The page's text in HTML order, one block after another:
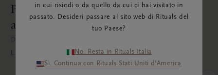
in cui risiedi o da quello da cui ci hai visitato in
passato. Desideri passare al sito web di Rituals del
tuo Paese?
No. Resta in Rituals Italia
Sì. Continua con Rituals Stati Uniti d’America
Porridge proteico ayurvedico
alla quinoa, facile da preparare
LEGGI L’ARTICOLO